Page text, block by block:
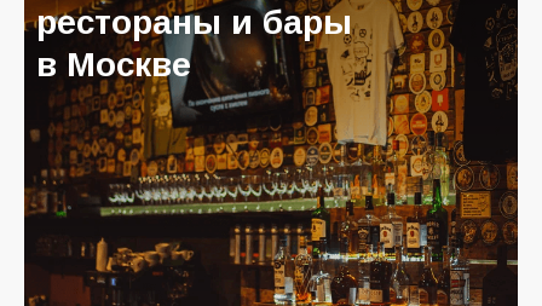
рестораны и бары
в Москве